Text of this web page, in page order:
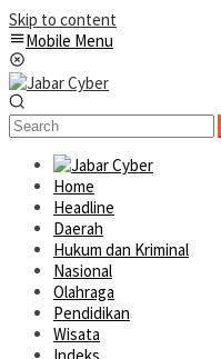
Skip to content
Mobile Menu
Home
Headline
Daerah
Hukum dan Kriminal
Nasional
Olahraga
Pendidikan
Wisata